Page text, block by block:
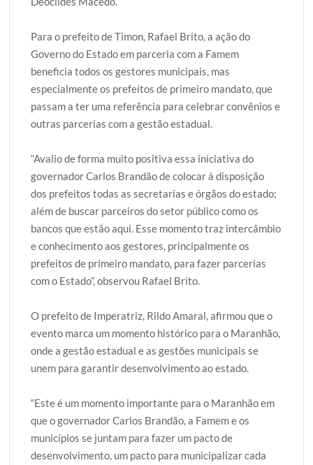
Para o prefeito de Timon, Rafael Brito, a ação do
Governo do Estado em parceria com a Famem
beneficia todos os gestores municipais, mas
especialmente os prefeitos de primeiro mandato, que
passam a ter uma referência para celebrar convênios e
outras parcerias com a gestão estadual.
“Avalio de forma muito positiva essa iniciativa do
governador Carlos Brandão de colocar à disposição
dos prefeitos todas as secretarias e órgãos do estado;
além de buscar parceiros do setor público como os
bancos que estão aqui. Esse momento traz intercâmbio
e conhecimento aos gestores, principalmente os
prefeitos de primeiro mandato, para fazer parcerias
com o Estado”, observou Rafael Brito.
O prefeito de Imperatriz, Rildo Amaral, afirmou que o
evento marca um momento histórico para o Maranhão,
onde a gestão estadual e as gestões municipais se
unem para garantir desenvolvimento ao estado.
“Este é um momento importante para o Maranhão em
que o governador Carlos Brandão, a Famem e os
municípios se juntam para fazer um pacto de
desenvolvimento, um pacto para municipalizar cada